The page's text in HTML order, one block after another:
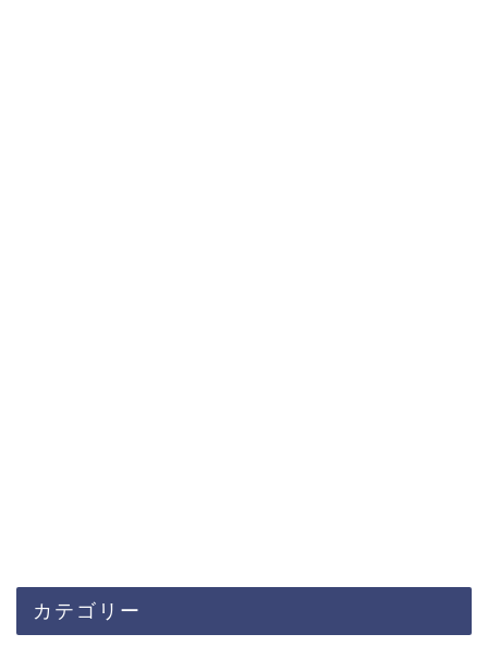
カテゴリー